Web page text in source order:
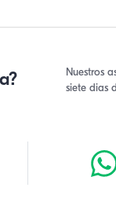
Nuestros
siete dias